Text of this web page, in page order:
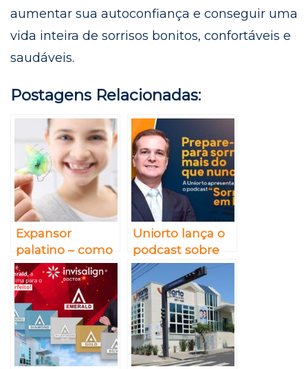
aumentar sua autoconfiança e conseguir uma
vida inteira de sorrisos bonitos, confortáveis ​​e
saudáveis.
Postagens Relacionadas:
Expansor
palatino – como
funciona, para
que serve e seu
filho precisa de
um?
Uniorto lança o
podcast sobre
ortodontia
“Sorriso em Dia”,
uma nova fonte
de informações
para o setor